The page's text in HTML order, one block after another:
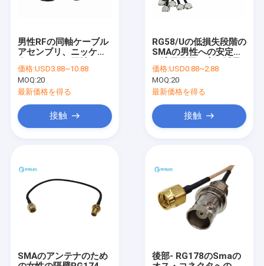
男性RFの同軸ケーブル
アセンブリ、ニッケル/
ブルへの男性
価格:USD3.88~10.88
MOQ:20
最新価格を得る
接触
RG58/Uの低損失段階の
SMAの男性への安定し
RF同軸ケーブルNの男
性
価格:USD0.88~2.88
MOQ:20
最新価格を得る
接触
SMAのアンテナのため
後部- RG178のSmaの